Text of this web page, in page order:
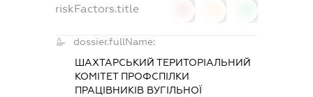
riskFactors.title
dossier.fullName:
ШАХТАРСЬКИЙ ТЕРИТОРІАЛЬНИЙ
КОМІТЕТ ПРОФСПІЛКИ
ПРАЦІВНИКІВ ВУГІЛЬНОЇ